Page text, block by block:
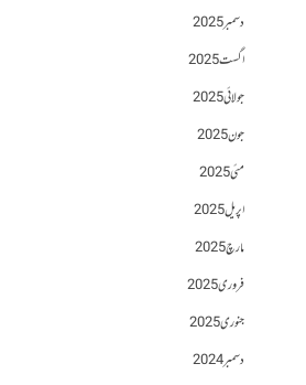
دسمبر 2025
اگست 2025
جولائی 2025
جون 2025
مئی 2025
اپریل 2025
مارچ 2025
فروری 2025
جنوری 2025
دسمبر 2024